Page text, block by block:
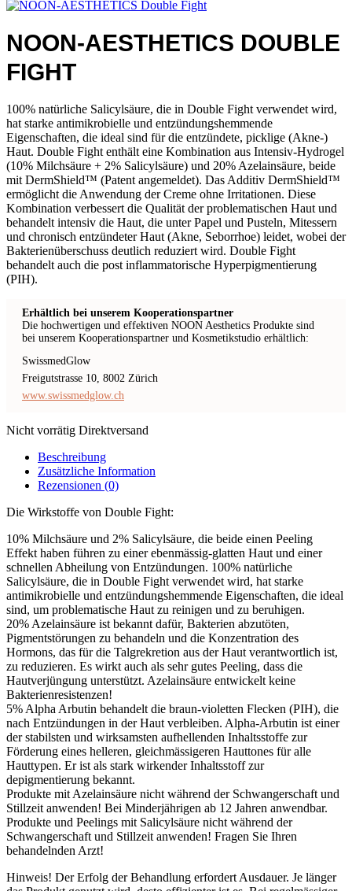
NOON-AESTHETICS DOUBLE
FIGHT
100% natürliche Salicylsäure, die in Double Fight verwendet wird,
hat starke antimikrobielle und entzündungshemmende
Eigenschaften, die ideal sind für die entzündete, picklige (Akne-)
Haut. Double Fight enthält eine Kombination aus Intensiv-Hydrogel
(10% Milchsäure + 2% Salicylsäure) und 20% Azelainsäure, beide
mit DermShield™ (Patent angemeldet). Das Additiv DermShield™
ermöglicht die Anwendung der Creme ohne Irritationen. Diese
Kombination verbessert die Qualität der problematischen Haut und
behandelt intensiv die Haut, die unter Papel und Pusteln, Mitessern
und chronisch entzündeter Haut (Akne, Seborrhoe) leidet, wobei der
Bakterienüberschuss deutlich reduziert wird. Double Fight
behandelt auch die post inflammatorische Hyperpigmentierung
(PIH).
Erhältlich bei unserem Kooperationspartner
Die hochwertigen und effektiven NOON Aesthetics Produkte sind
bei unserem Kooperationspartner und Kosmetikstudio erhältlich:
SwissmedGlow
Freigutstrasse 10, 8002 Zürich
www.swissmedglow.ch
Nicht vorrätig Direktversand
Beschreibung
Zusätzliche Information
Rezensionen (0)
Die Wirkstoffe von Double Fight:
10% Milchsäure und 2% Salicylsäure, die beide einen Peeling
Effekt haben führen zu einer ebenmässig-glatten Haut und einer
schnellen Abheilung von Entzündungen. 100% natürliche
Salicylsäure, die in Double Fight verwendet wird, hat starke
antimikrobielle und entzündungshemmende Eigenschaften, die ideal
sind, um problematische Haut zu reinigen und zu beruhigen.
20% Azelainsäure ist bekannt dafür, Bakterien abzutöten,
Pigmentstörungen zu behandeln und die Konzentration des
Hormons, das für die Talgrekretion aus der Haut verantwortlich ist,
zu reduzieren. Es wirkt auch als sehr gutes Peeling, dass die
Hautverjüngung unterstützt. Azelainsäure entwickelt keine
Bakterienresistenzen!
5% Alpha Arbutin behandelt die braun-violetten Flecken (PIH), die
nach Entzündungen in der Haut verbleiben. Alpha-Arbutin ist einer
der stabilsten und wirksamsten aufhellenden Inhaltsstoffe zur
Förderung eines helleren, gleichmässigeren Hauttones für alle
Hauttypen. Er ist als stark wirkender Inhaltsstoff zur
depigmentierung bekannt.
Produkte mit Azelainsäure nicht während der Schwangerschaft und
Stillzeit anwenden! Bei Minderjährigen ab 12 Jahren anwendbar.
Produkte und Peelings mit Salicylsäure nicht während der
Schwangerschaft und Stillzeit anwenden! Fragen Sie Ihren
behandelnden Arzt!
Hinweis! Der Erfolg der Behandlung erfordert Ausdauer. Je länger